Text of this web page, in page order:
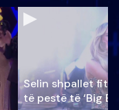
Selin shpallet
të pestë të ‘Big